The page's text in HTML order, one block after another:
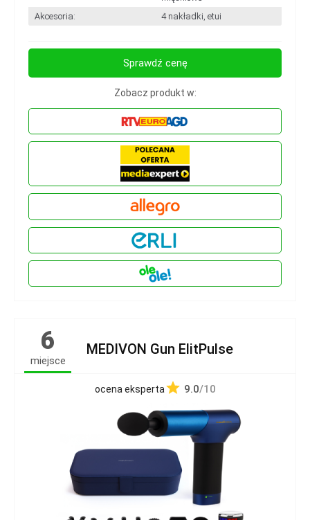
Akcesoria:
4 nakładki, etui
Sprawdź cenę
Zobacz produkt w:
6
miejsce
MEDIVON Gun ElitPulse
ocena eksperta 9.0/10